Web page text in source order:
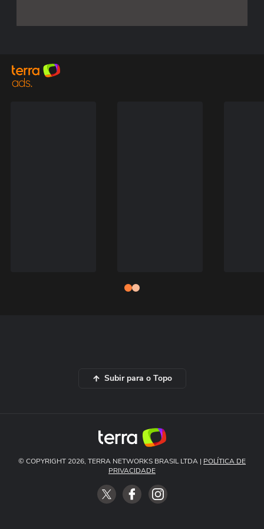
Subir para o Topo
© COPYRIGHT 2026, TERRA NETWORKS BRASIL LTDA | POLÍTICA DE
PRIVACIDADE